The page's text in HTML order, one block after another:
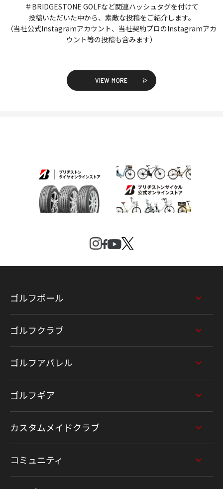
＃BRIDGESTONE GOLFなど関連ハッシュタグを付けて
投稿いただいた中から、素敵な投稿をご紹介します。
（当社公式Instagramアカウント、当社契約プロのInstagramアカ
ウント等の投稿も含みます）
VIEW MORE
ゴルフボール
ゴルフクラブ
ゴルフアパレル
ゴルフギア
カスタムメイドクラブ
コミュニティ